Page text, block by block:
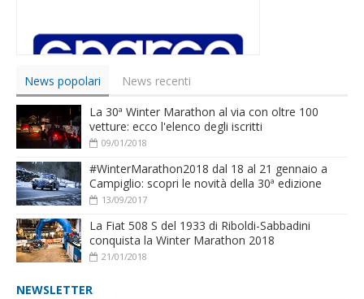
News popolari
News recenti
La 30ª Winter Marathon al via con oltre 100
vetture: ecco l'elenco degli iscritti
09/01/2018
#WinterMarathon2018 dal 18 al 21 gennaio a
Campiglio: scopri le novità della 30ª edizione
13/09/2017
La Fiat 508 S del 1933 di Riboldi-Sabbadini
conquista la Winter Marathon 2018
21/01/2018
NEWSLETTER